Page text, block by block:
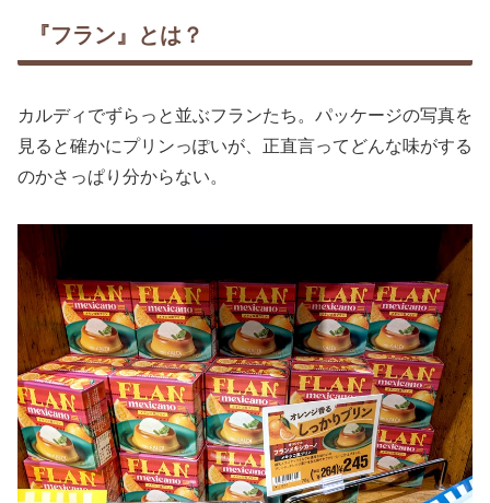
『フラン』とは？
カルディでずらっと並ぶフランたち。パッケージの写真を
見ると確かにプリンっぽいが、正直言ってどんな味がする
のかさっぱり分からない。